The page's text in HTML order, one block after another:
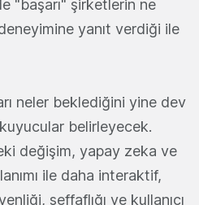
"başarı" şirketlerin ne
yanıt verdiği ile
neler beklediğini yine dev
belirleyecek.
değişim, yapay zeka ve
ile daha interaktif,
şeffaflığı ve kullanıcı